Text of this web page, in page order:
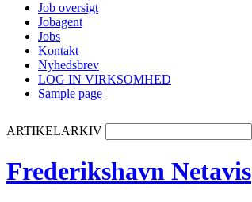
Job oversigt
Jobagent
Jobs
Kontakt
Nyhedsbrev
LOG IN VIRKSOMHED
Sample page
ARTIKELARKIV
Frederikshavn Netavis